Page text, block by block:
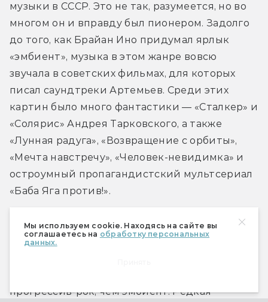
Мы используем cookie. Находясь на сайте вы
соглашаетесь на обработку персональных
данных.
музыки в СССР. Это не так, разумеется, но во
многом он и вправду был пионером. Задолго
до того, как Брайан Ино придумал ярлык
«эмбиент», музыка в этом жанре вовсю
звучала в советских фильмах, для которых
писал саундтреки Артемьев. Среди этих
картин было много фантастики — «Сталкер» и
«Солярис» Андрея Тарковского, а также
«Лунная радуга», «Возвращение с орбиты»,
«Мечта навстречу», «Человек-невидимка» и
остроумный пропагандистский мультсериал
«Баба Яга против!».
Но Артемьев не ограничивался
медитативной электроникой а-ля Вангелис и
прогрессив-рок, чем эмбиент. Редкая